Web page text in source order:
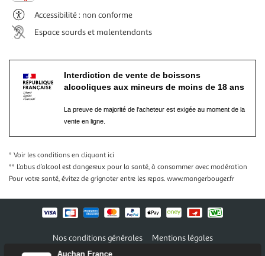
Auchan France
Accessibilité : non conforme
Espace sourds et malentendants
Interdiction de vente de boissons
alcooliques aux mineurs de moins de 18 ans
La preuve de majorité de l'acheteur est exigée au moment de la
vente en ligne.
* Voir les conditions en cliquant ici
** L’abus d’alcool est dangereux pour la santé, à consommer avec modération
Pour votre santé, évitez de grignoter entre les repas. www.mangerbouger.fr
Nos conditions générales
Mentions légales
Conditions des offres et promotions